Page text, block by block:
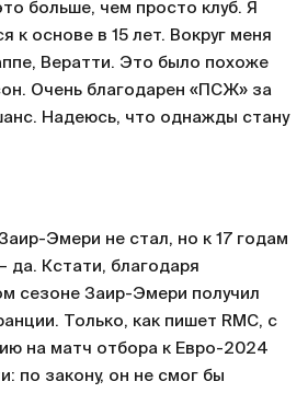
больше, чем просто клуб. Я
к основе в 15 лет. Вокруг меня
Вератти. Это было похоже
Очень благодарен «ПСЖ» за
Надеюсь, что однажды стану
Эмери не стал, но к 17 годам
да. Кстати, благодаря
сезоне Заир-Эмери получил
Только, как пишет RMC, с
на матч отбора к Евро-2024
по закону, он не смог бы